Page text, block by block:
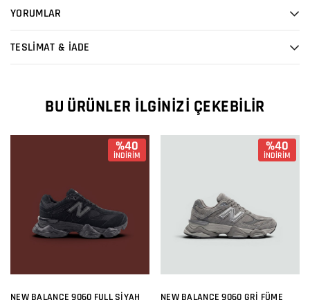
YORUMLAR
TESLİMAT & İADE
BU ÜRÜNLER İLGINIZI ÇEKEBILIR
%40
İNDİRİM
NEW BALANCE 9060 FULL SIYAH
%40
İNDİRİM
NEW BALANCE 9060 GRI FÜME